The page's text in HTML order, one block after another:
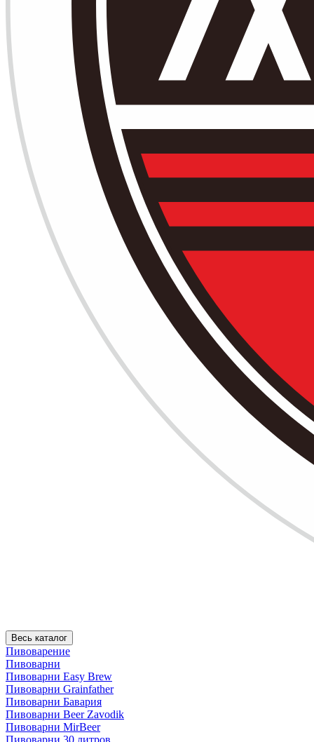
Весь каталог
Пивоварение
Пивоварни
Пивоварни Easy Brew
Пивоварни Grainfather
Пивоварни Бавария
Пивоварни Beer Zavodik
Пивоварни MirBeer
Пивоварни 30 литров